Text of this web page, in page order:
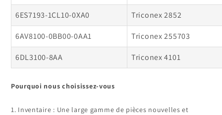
6ES7193-1CL10-0XA0 Triconex 2852
6AV8100-0BB00-0AA1 Triconex 255703
6DL3100-8AA Triconex 4101
Pourquoi nous choisissez-vous
1. Inventaire : Une large gamme de pièces nouvelles et